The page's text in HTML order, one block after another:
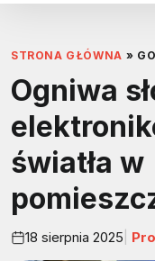
STRONA GŁÓWNA »
Ogniwa
światła w
18 sierpnia 2025